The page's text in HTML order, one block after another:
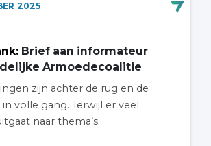
2025
: Brief aan informateur
Armoedecoalitie
zijn achter de rug en de
volle gang. Terwijl er veel
naar thema’s...